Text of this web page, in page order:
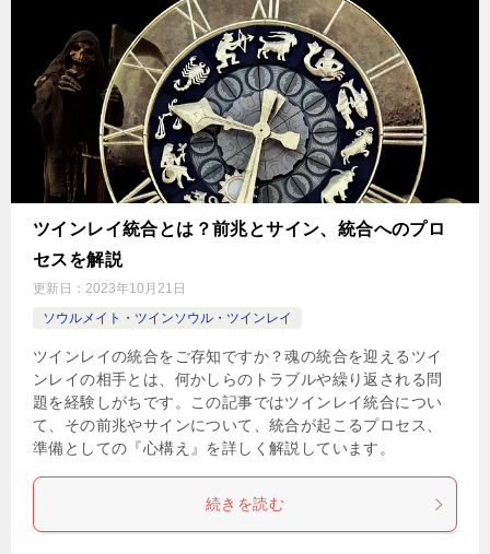
ツインレイ統合とは？前兆とサイン、統合へのプロ
セスを解説
更新日： 2023年10月21日
ソウルメイト・ツインソウル・ツインレイ
ツインレイの統合をご存知ですか？魂の統合を迎えるツイ
ンレイの相手とは、何かしらのトラブルや繰り返される問
題を経験しがちです。この記事ではツインレイ統合につい
て、その前兆やサインについて、統合が起こるプロセス、
準備としての『心構え』を詳しく解説しています。
続きを読む